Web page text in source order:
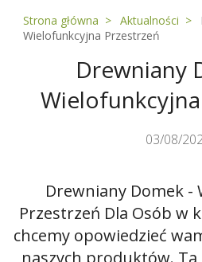
Strona główna Aktualności
Wielofunkcyjna Przestrzeń
Drewniany
03/08/
Drewniany Domek -
Przestrzeń Dla Osób w
chcemy opowiedzieć
naszych produktów.